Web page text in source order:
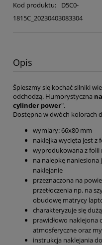
Kod produktu:
D5C0-
1815C_20230403083304
Opis
Śpieszmy się kochać silniki
odchodzą. Humorystyczna
cylinder power".
Dostępna w dwóch kolorach
wymiary: 66x80 mm
naklejka wycięta jest z
wyprodukowana z folii
na nalepkę
naklejanie
przeznaczona na
przetłoczenia np. na
obudowę matrycy
charakteryzuje się
prawidłowo naklejona
atmosferyczne oraz
instrukcja naklejania